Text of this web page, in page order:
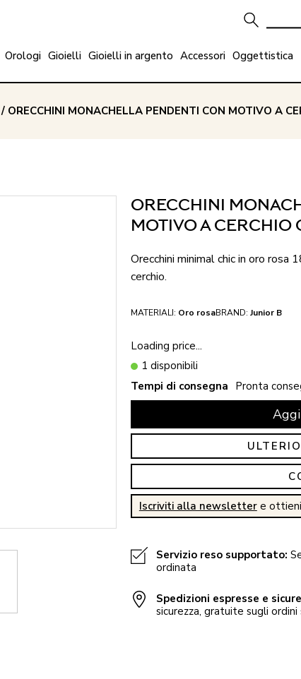
Orologi Gioielli Gioielli in argento Accessori Oggettistica
/ ORECCHINI MONACHELLA PENDENTI CON MOTIVO A
ORECCHINI
MOTIVO A CERCHIO
Orecchini minimal chic in oro
cerchio.
MATERIALI: Oro rosaBRAND: Junior B
Loading price...
1 disponibili
Tempi di consegna Pronta
Iscriviti alla newslettere ottieni
Servizio reso supportato:
ordinata
Spedizioni espresse e
sicurezza, gratuite sugli